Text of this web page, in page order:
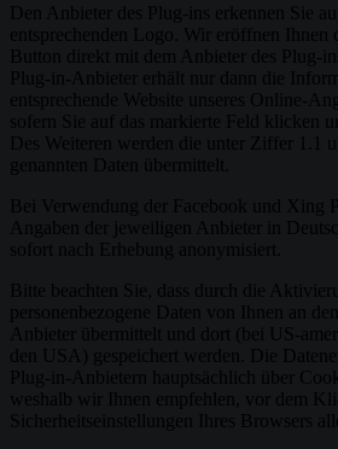
Den Anbieter des Plug-ins erkennen Sie
entsprechenden Logo. Wir eröffnen Ihnen
Button direkt mit dem Anbieter des Plug-
Plug-in-Anbieter erhält nur dann die
entsprechende Website unseres Online-
sofern Sie auf das markierte Feld klicken
Des Weiteren werden die unter Ziffer 1.1
genannten Daten übermittelt.
Bei Verwendung der Facebook und Xing
Angaben der jeweiligen Anbieter in
sofort nach Erhebung anonymisiert.
Bitte beachten Sie, dass durch die
personenbezogene Daten von Ihnen an
Anbieter übermittelt und dort (bei US-
den USA) gespeichert werden. Die
Plug-in-Anbietern hauptsächlich über
weshalb wir Ihnen empfehlen, vor dem
Sicherheitseinstellungen Ihres Browsers